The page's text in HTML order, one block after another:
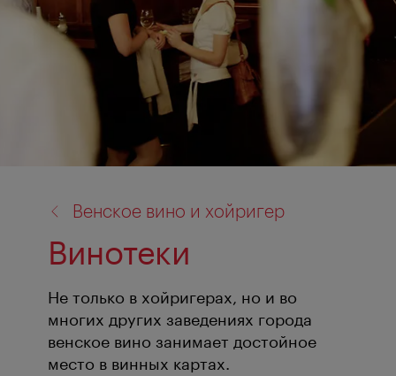
Венское вино и хойригер
Винотеки
Не только в хойригерах, но и во
многих других заведениях города
венское вино занимает достойное
место в винных картах.